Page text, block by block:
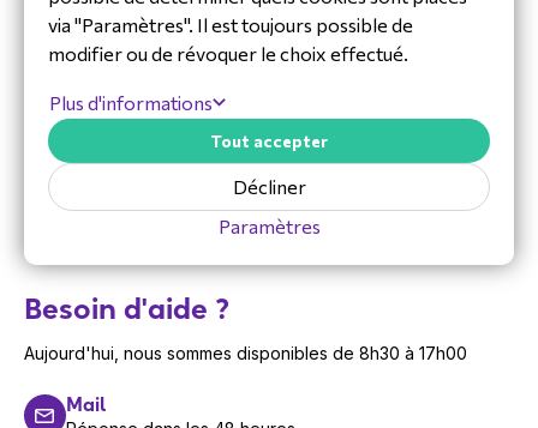
Voir le produit Voir le produit
Besoin d'aide ?
Aujourd'hui, nous sommes disponibles de 8h30 à 17h00
Mail
via "Paramètres". Il est toujours possible de
modifier ou de révoquer le choix effectué.
Plus d'informations
Paramètres
Décliner
Tout accepter